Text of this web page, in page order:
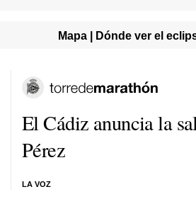
Mapa | Dónde ver el
El Cádiz anuncia la
Pérez
LA VOZ